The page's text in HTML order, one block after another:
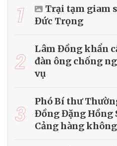
1
Trại tạm giam
Đức Trọng
2
Lâm Đồng khẩn
đàn ông chống
vụ
3
Phó Bí thư
Đồng Đặng Hồng
Cảng hàng